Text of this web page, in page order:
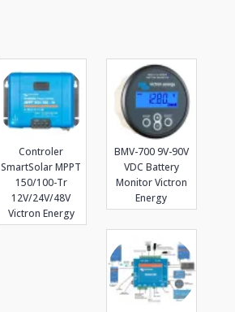
Controler
SmartSolar MPPT
150/100-Tr
12V/24V/48V
Victron Energy
BMV-700 9V-90V
VDC Battery
Monitor Victron
Energy